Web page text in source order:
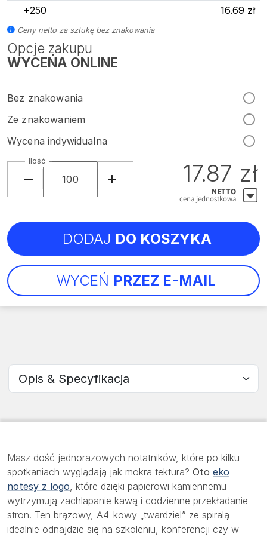
Masz dość jednorazowych notatników, które po kilku
spotkaniach wyglądają jak mokra tektura? Oto eko
notesy z logo, które dzięki papierowi kamiennemu
wytrzymują zachlapanie kawą i codzienne przekładanie
stron. Ten brązowy, A4-kowy „twardziel” ze spiralą
idealnie odnajdzie się na szkoleniu, konferencji czy w
Wybierz sekcję
Opcje zakupu
WYCEŃA ONLINE
Bez znakowania
Ze znakowaniem
Wycena indywidualna
+250
16.69 zł
Ceny netto za sztukę bez znakowania
Ilość 17.87 zł
NETTO
cena jednostkowa
WYCEŃ PRZEZ E-MAIL
DODAJ DO KOSZYKA